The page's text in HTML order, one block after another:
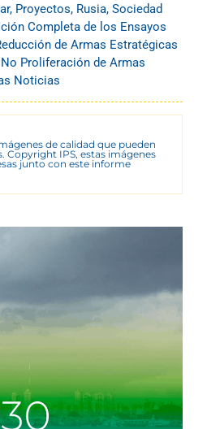
, Proyectos, Rusia, Sociedad
Completa de los Ensayos
de Armas Estratégicas
Proliferación de Armas
Noticias
de calidad que pueden
Copyright IPS, estas imágenes
junto con este informe